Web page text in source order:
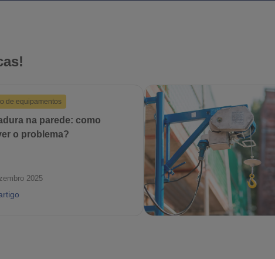
de equipamentos
na parede: como
o problema?
2025